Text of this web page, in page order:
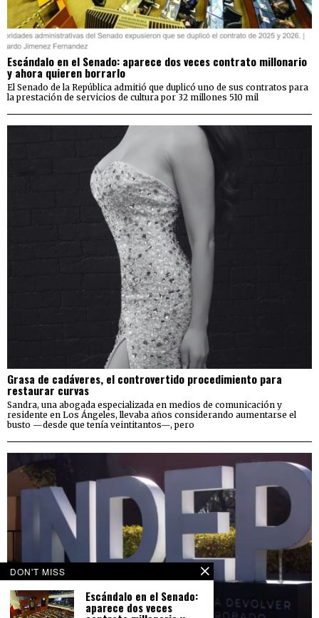
Escándalo en el Senado: aparece dos veces contrato millonario
y ahora quieren borrarlo
El Senado de la República admitió que duplicó uno de sus contratos para
la prestación de servicios de cultura por 32 millones 510 mil
Grasa de cadáveres, el controvertido procedimiento para
restaurar curvas
Sandra, una abogada especializada en medios de comunicación y
residente en Los Ángeles, llevaba años considerando aumentarse el
busto —desde que tenía veintitantos—, pero
DON'T MISS
Escándalo en el Senado:
aparece dos veces